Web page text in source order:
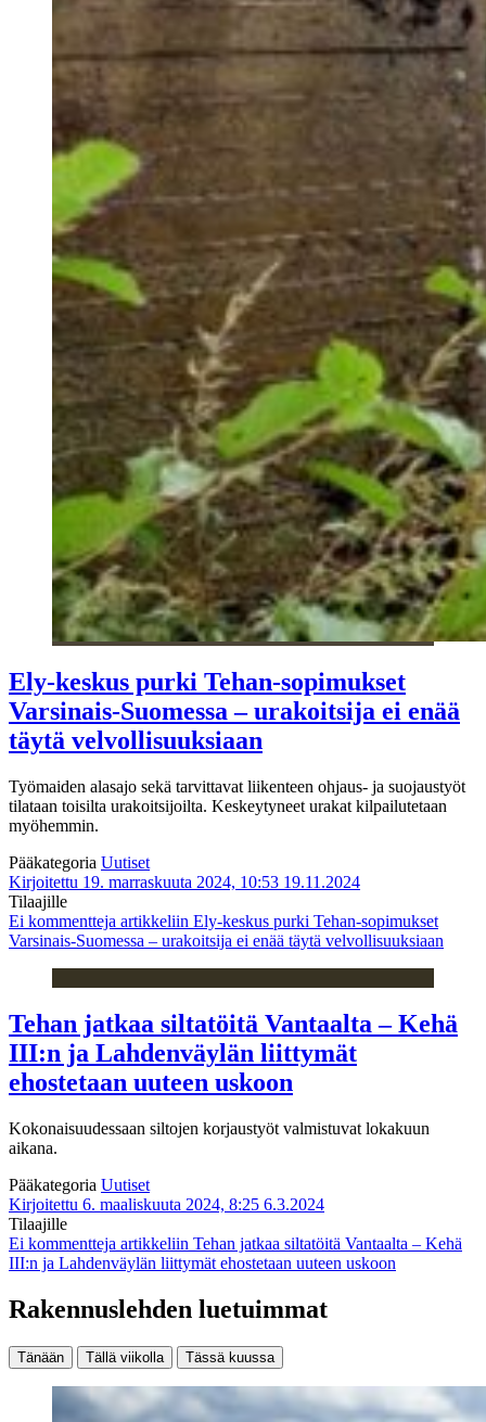
Ely-keskus purki Tehan-sopimukset
Varsinais-Suomessa – urakoitsija ei enää
täytä velvollisuuksiaan
Työmaiden alasajo sekä tarvittavat liikenteen ohjaus- ja suojaustyöt
tilataan toisilta urakoitsijoilta. Keskeytyneet urakat kilpailutetaan
myöhemmin.
Pääkategoria Uutiset
Kirjoitettu 19. marraskuuta 2024, 10:53 19.11.2024
Tilaajille
Ei kommentteja artikkeliin Ely-keskus purki Tehan-sopimukset
Varsinais-Suomessa – urakoitsija ei enää täytä velvollisuuksiaan
Tehan jatkaa siltatöitä Vantaalta – Kehä
III:n ja Lahdenväylän liittymät
ehostetaan uuteen uskoon
Kokonaisuudessaan siltojen korjaustyöt valmistuvat lokakuun
aikana.
Pääkategoria Uutiset
Kirjoitettu 6. maaliskuuta 2024, 8:25 6.3.2024
Tilaajille
Ei kommentteja artikkeliin Tehan jatkaa siltatöitä Vantaalta – Kehä
III:n ja Lahdenväylän liittymät ehostetaan uuteen uskoon
Rakennuslehden luetuimmat
Tänään Tällä viikolla Tässä kuussa